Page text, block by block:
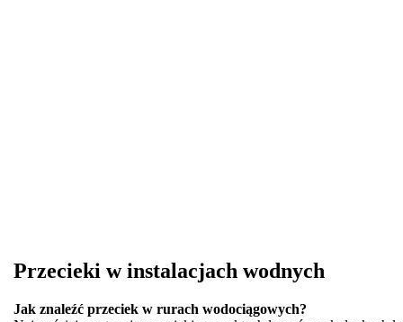
Przecieki w instalacjach wodnych
Jak znaleźć przeciek w rurach wodociągowych?